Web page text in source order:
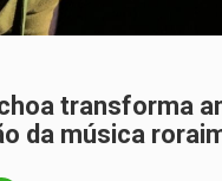
transforma
da música